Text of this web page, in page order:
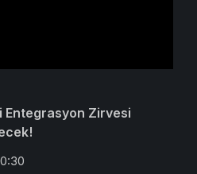
Entegrasyon Zirvesi